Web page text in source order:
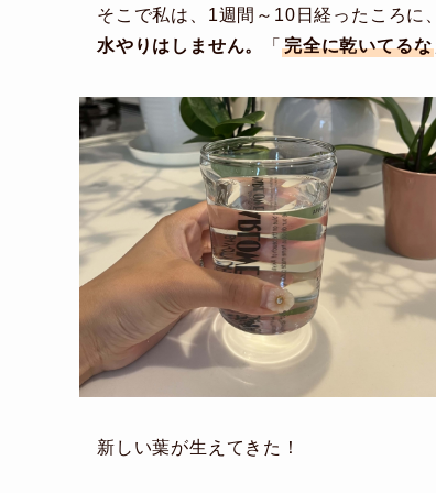
そこで私は、1週間～10日経ったころに、
水やりはしません。
「完全に乾いてるな
新しい葉が生えてきた！